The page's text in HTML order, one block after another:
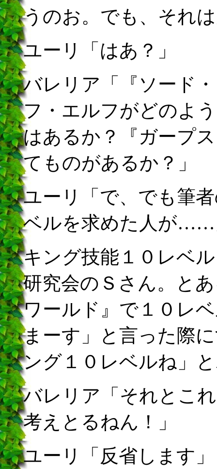
うのお。でも、それ
ユーリ「はあ？」
バレリア「『ソード
フ・エルフがどのよ
はあるか？『ガープ
てものがあるか？」
ユーリ「で、でも筆
ベルを求めた人が
キング技能１０レベ
研究会のＳさん。と
ワールド』で１０レ
まーす」と言った際
ング１０レベルね」
バレリア「それとこ
考えとるねん！」
ユーリ「反省します」